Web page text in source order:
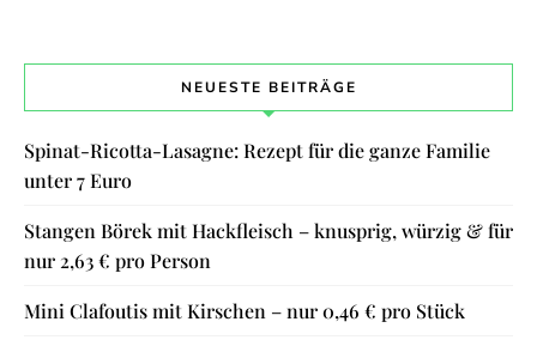
NEUESTE BEITRÄGE
Spinat-Ricotta-Lasagne: Rezept für die ganze Familie
unter 7 Euro
Stangen Börek mit Hackfleisch – knusprig, würzig & für
nur 2,63 € pro Person
Mini Clafoutis mit Kirschen – nur 0,46 € pro Stück